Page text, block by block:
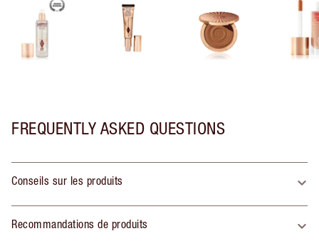
FREQUENTLY ASKED QUESTIONS
Conseils sur les produits
Recommandations de produits